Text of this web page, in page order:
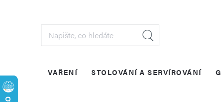
VAŘENÍ STOLOVÁNÍ A SERVÍROVÁNÍ